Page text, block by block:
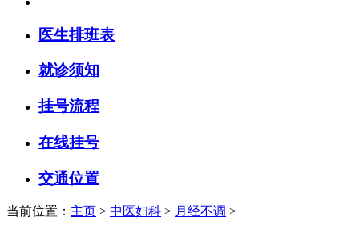
医生排班表
就诊须知
挂号流程
在线挂号
交通位置
当前位置： 主页 > 中医妇科 > 月经不调 >